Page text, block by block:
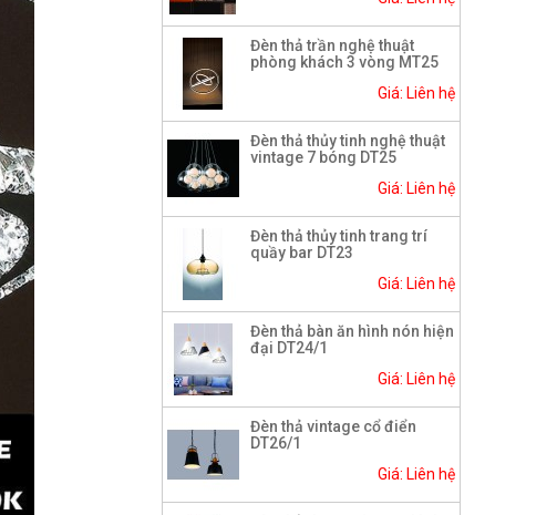
Đèn thả trần nghệ thuật
phòng khách 3 vòng MT25
Giá: Liên hệ
Đèn thả thủy tinh nghệ thuật
vintage 7 bóng DT25
Giá: Liên hệ
Đèn thả thủy tinh trang trí
quầy bar DT23
Giá: Liên hệ
Đèn thả bàn ăn hình nón hiện
đại DT24/1
Giá: Liên hệ
Đèn thả vintage cổ điển
DT26/1
Giá: Liên hệ